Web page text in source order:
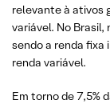
relevante à ativos
variável. No
sendo a renda fixa
renda variável.
Em torno de 7,5%